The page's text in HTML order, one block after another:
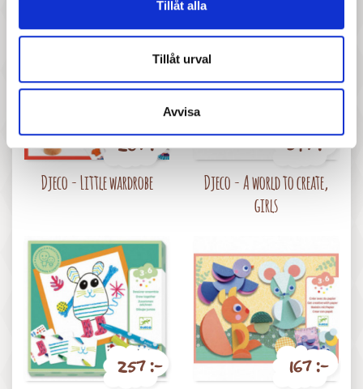
Tillåt alla
Tillåt urval
Avvisa
267 :-
Djeco - Little wardrobe
347 :-
Djeco - A world to create,
girls
257 :- 167 :-